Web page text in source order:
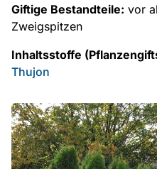
Giftige Bestandteile: vor
Zweigspitzen
Inhaltsstoffe
Thujon